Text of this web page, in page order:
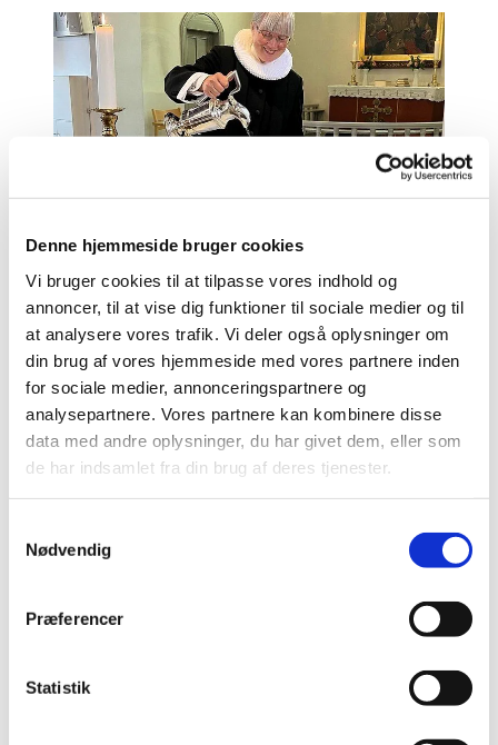
Denne hjemmeside bruger cookies
Vi bruger cookies til at tilpasse vores indhold og
annoncer, til at vise dig funktioner til sociale medier og til
at analysere vores trafik. Vi deler også oplysninger om
din brug af vores hjemmeside med vores partnere inden
for sociale medier, annonceringspartnere og
analysepartnere. Vores partnere kan kombinere disse
data med andre oplysninger, du har givet dem, eller som
de har indsamlet fra din brug af deres tjenester.
Nødvendig
Præferencer
Statistik
Dåb og navngivning
Læs mere her